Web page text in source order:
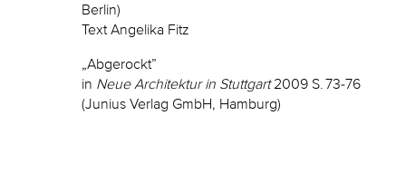
Berlin)
Text Angelika Fitz
„Abgerockt”
in Neue Architektur in Stuttgart2009 S. 73-76
(Junius Verlag GmbH, Hamburg)